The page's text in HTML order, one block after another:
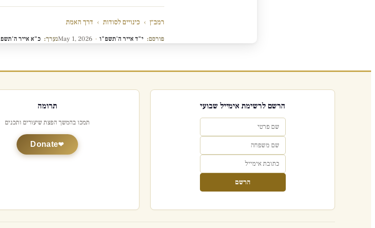
רמב״ן › כינויים לסודות › דרך האמת
פורסם: י"ד אייר ה'תשפ"ו ·
May 1, 2026נערך: כ"א אייר
הרשם לרשימת אימייל שבועי
הרשם
תרומה
תמכו בהמשך הפצת שיעורים ותכנים
Donate